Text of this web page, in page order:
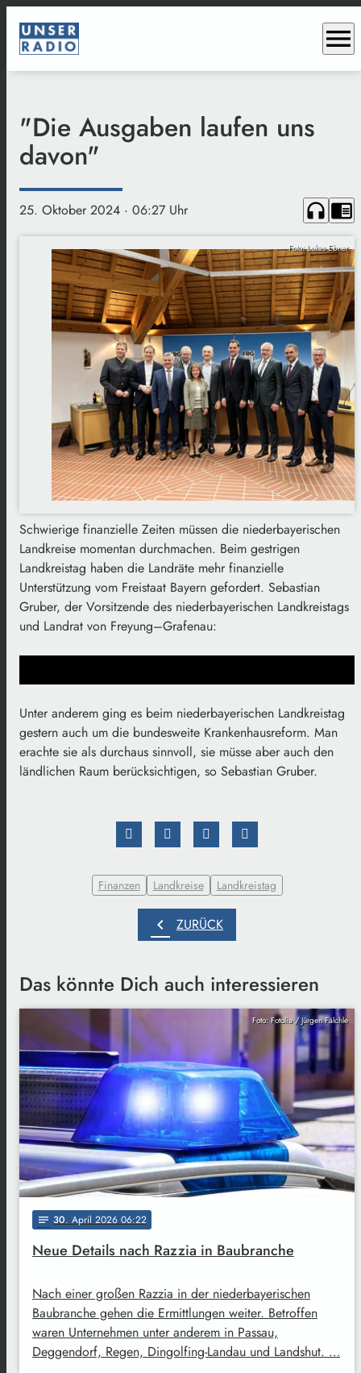
menu
"Die Ausgaben laufen uns
davon"
25. Oktober 2024 · 06:27 Uhr headphones chrome_reader_mode
Foto: Lukas Ebner
Schwierige finanzielle Zeiten müssen die niederbayerischen
Landkreise momentan durchmachen. Beim gestrigen
Landkreistag haben die Landräte mehr finanzielle
Unterstützung vom Freistaat Bayern gefordert. Sebastian
Gruber, der Vorsitzende des niederbayerischen Landkreistags
und Landrat von Freyung–Grafenau:
Unter anderem ging es beim niederbayerischen Landkreistag
gestern auch um die bundesweite Krankenhausreform. Man
erachte sie als durchaus sinnvoll, sie müsse aber auch den
ländlichen Raum berücksichtigen, so Sebastian Gruber.
Finanzen Landkreise Landkreistag
chevron_left ZURÜCK
Das könnte Dich auch interessieren
Foto: Fotolia / Jürgen Fälchle
notes 30. April 2026 06:22
Neue Details nach Razzia in Baubranche
Nach einer großen Razzia in der niederbayerischen
Baubranche gehen die Ermittlungen weiter. Betroffen
waren Unternehmen unter anderem in Passau,
Deggendorf, Regen, Dingolfing-Landau und Landshut. …